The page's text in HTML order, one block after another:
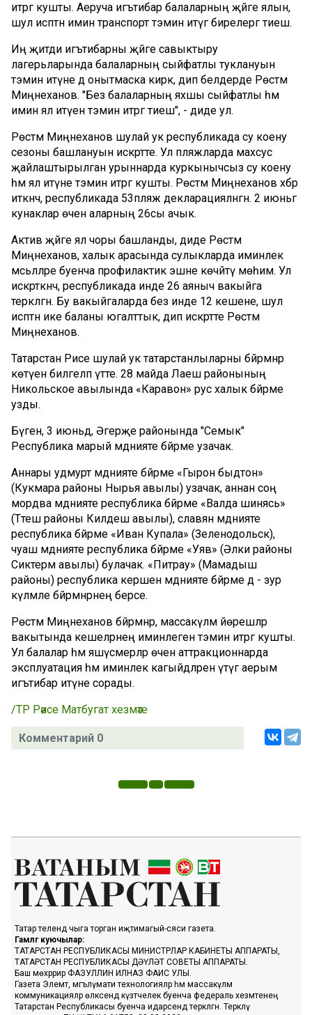
итәргә кушты. Аеруча игътибар балаларның җәйге ялын,
шул исәптән имин транспорт тәэмин итүгә бирелергә тиеш.
Иң җитди игътибарны җәйге савыктыру
лагерьларында балаларның сыйфатлы туклануын
тәэмин итүне дә онытмаска кирәк, дип белдерде Рөстәм
Миңнеханов. "Без балаларның яхшы сыйфатлы һәм
имин ял итүен тәэмин итәргә тиеш", - диде ул.
Рөстәм Миңнеханов шулай ук республикада су коену
сезоны башлануын искәртте. Ул пляжларда махсус
җайлаштырылган урыннарда куркынычсыз су коену
һәм ял итүне тәэмин итәргә кушты. Рөстәм Миңнеханов хәбәр
иткәнчә, республикада 53пляж декларацияләнгән. 2 июньгә
кунаклар өчен аларның 26сы ачык.
Актив җәйге ял чоры башланды, диде Рөстәм
Миңнеханов, халык арасында сулыкларда иминлек
мәсьәләләре буенча профилактик эшне көчәйтү мөһим. Ул
искәрткәнчә, республикада инде 26 аяныч вакыйга
теркәлгән. Бу вакыйгаларда без инде 12 кешене, шул
исәптән ике баланы югалттык, дип искәртте Рөстәм
Миңнеханов.
Татарстан Рәисе шулай ук татарстанлыларны бәйрәмнәр
көтүен билгеләп үтте. 28 майда Лаеш районының
Никольское авылында «Каравон» рус халык бәйрәме
узды.
Бүген, 3 июньдә, Әгерҗе районында "Семык"
Республика марый мәдәнияте бәйрәме узачак.
Аннары удмурт мәдәнияте бәйрәме «Гырон быдтон»
(Кукмара районы Нырья авылы) узачак, аннан соң
мордва мәдәнияте республика бәйрәме «Валда шинясь»
(Тәтеш районы Килдеш авылы), славян мәдәнияте
республика бәйрәме «Иван Купала» (Зеленодольск),
чуаш мәдәнияте республика бәйрәме «Уяв» (Әлки районы
Сиктермә авылы) булачак. «Питрау» (Мамадыш
районы) республика керәшен мәдәнияте бәйрәме дә - зур
күләмле бәйрәмнәрнең берсе.
Рөстәм Миңнеханов бәйрәмнәр, массакүләм йөрешләр
вакытында кешеләрнең иминлеген тәэмин итәргә кушты.
Ул балалар һәм яшүсмерләр өчен аттракционнарда
эксплуатация һәм иминлек кагыйдәләрен үтәүгә аерым
игътибар итүне сорады.
/ТР Рәисе Матбугат хезмәте
Комментарий 0
Татар телендә чыга торган иҗтимагый-сәяси газета.
Гамәлгә куючылар:
ТАТАРСТАН РЕСПУБЛИКАСЫ МИНИСТРЛАР КАБИНЕТЫ АППАРАТЫ,
ТАТАРСТАН РЕСПУБЛИКАСЫ ДӘҮЛӘТ СОВЕТЫ АППАРАТЫ.
Баш мөхәррир ФАЗУЛЛИН ИЛНАЗ ФАИС УЛЫ.
Газета Элемтә, мәгълүмати технологияләр һәм массакүләм
коммуникацияләр өлкәсендә күзәтчелек буенча федераль хезмәтенең
Татарстан Республикасы буенча идарәсендә теркәлгән. Теркәлү